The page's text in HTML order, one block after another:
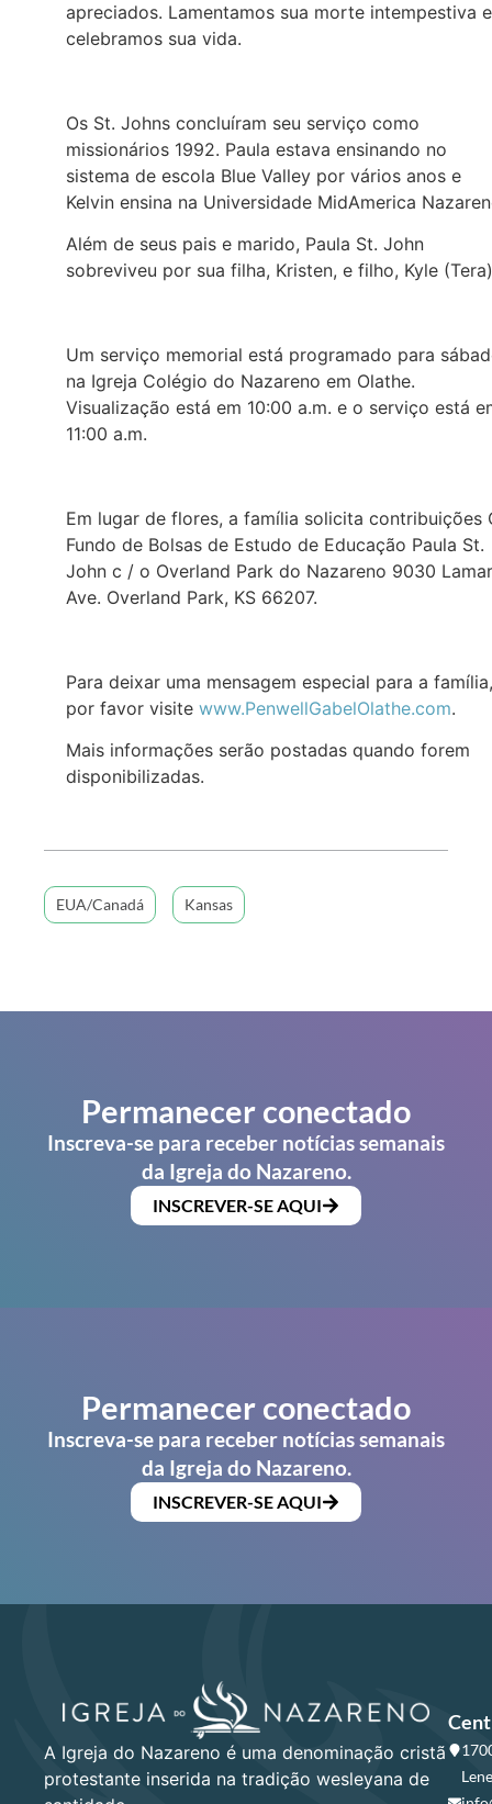
apreciados. Lamentamos sua morte intempestiva e
celebramos sua vida.
Os St. Johns concluíram seu serviço como
missionários 1992. Paula estava ensinando no
sistema de escola Blue Valley por vários anos e
Kelvin ensina na Universidade MidAmerica
Além de seus pais e marido, Paula St. John
sobreviveu por sua filha, Kristen, e filho, Kyle
Um serviço memorial está programado para
na Igreja Colégio do Nazareno em Olathe.
Visualização está em 10:00 a.m. e o serviço está
11:00 a.m.
Em lugar de flores, a família solicita contribuições
Fundo de Bolsas de Estudo de Educação Paula St.
John c / o Overland Park do Nazareno 9030 Lamar
Ave. Overland Park, KS 66207.
Para deixar uma mensagem especial para a família,
por favor visite www.PenwellGabelOlathe.com.
Mais informações serão postadas quando forem
disponibilizadas.
EUA/Canadá Kansas
Permanecer conectado
Inscreva-se para receber notícias semanais
da Igreja do Nazareno.
INSCREVER-SE AQUI
Permanecer conectado
Inscreva-se para receber notícias semanais
da Igreja do Nazareno.
INSCREVER-SE AQUI
A Igreja do Nazareno é uma denominação cristã
protestante inserida na tradição wesleyana de